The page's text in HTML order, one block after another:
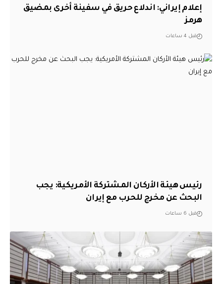
إعلام إيراني: اندلاع حريق في سفينة أخرى بمضيق
هرمز
قبل 4 ساعات
رئيس هيئة الأركان المشتركة الأمريكية: يجب
البحث عن مخرج للحرب مع إيران
قبل 6 ساعات